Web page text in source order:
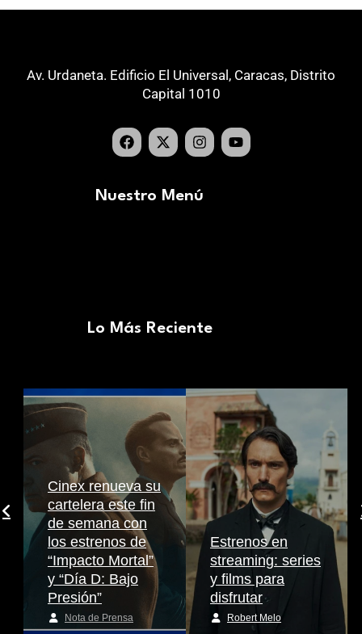
Av. Urdaneta. Edificio El Universal, Caracas, Distrito
Capital 1010
Nuestro Menú
Lo Más Reciente
Cinex renueva su
cartelera este fin
de semana con
los estrenos de
“Impacto Mortal”
y “Día D: Bajo
Presión”
Nota de Prensa
Estrenos en
streaming: series
y films para
disfrutar
Robert Melo